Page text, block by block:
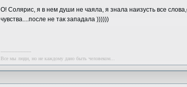
О! Солярис, я в нем души не чаяла, я знала наизусть все
чувства....после не так западала ))))))
--------------------
Все мы люди, но не каждому дано быть человеком...